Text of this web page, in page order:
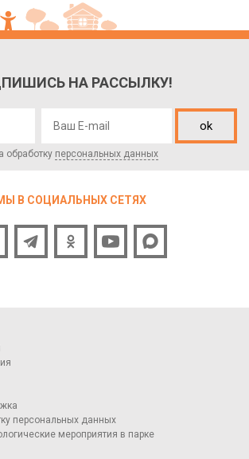
НА РАССЫЛКУ!
ok
обработку персональных данных
В СОЦИАЛЬНЫХ СЕТЯХ
персональных данных
мероприятия в парке